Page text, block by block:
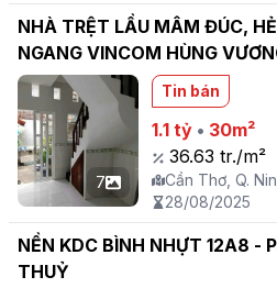
NHÀ TRỆT LẦU MÂM ĐÚC,
NGANG VINCOM HÙNG
THƠ
7
Tin bán
1.1 tỷ • 30m²
36.63 tr./m²
Cần Thơ, Q.
28/08/2025
NỀN KDC BÌNH NHỰT 12A8 -
THUỶ